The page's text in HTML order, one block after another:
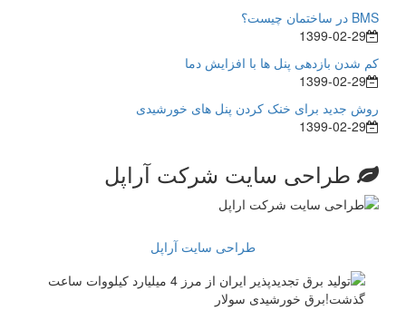
BMS در ساختمان چیست؟
1399-02-29
کم شدن بازدهی پنل ها با افزایش دما
1399-02-29
روش جدید برای خنک کردن پنل های خورشیدی
1399-02-29
طراحی سایت شرکت آراپل
طراحی سایت آراپل